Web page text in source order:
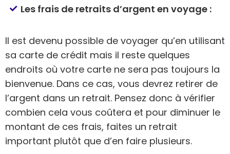
Les frais de retraits d’argent en voyage :
Il est devenu possible de voyager qu’en utilisant
sa carte de crédit mais il reste quelques
endroits où votre carte ne sera pas toujours la
bienvenue. Dans ce cas, vous devrez retirer de
l’argent dans un retrait. Pensez donc à vérifier
combien cela vous coûtera et pour diminuer le
montant de ces frais, faites un retrait
important plutôt que d’en faire plusieurs.